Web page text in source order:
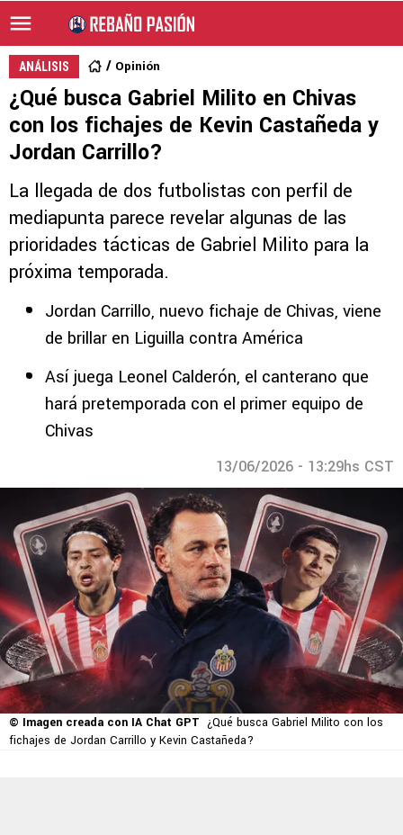
ANÁLISIS Opinión
¿Qué busca Gabriel Milito en Chivas
con los fichajes de Kevin Castañeda y
Jordan Carrillo?
La llegada de dos futbolistas con perfil de
mediapunta parece revelar algunas de las
prioridades tácticas de Gabriel Milito para la
próxima temporada.
Jordan Carrillo, nuevo fichaje de Chivas, viene
de brillar en Liguilla contra América
Así juega Leonel Calderón, el canterano que
hará pretemporada con el primer equipo de
Chivas
13/06/2026 - 13:29hs CST
© Imagen creada con IA Chat GPT ¿Qué busca Gabriel Milito con los
fichajes de Jordan Carrillo y Kevin Castañeda?